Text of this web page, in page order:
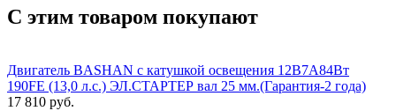
С этим товаром покупают
Двигатель BASHAN с катушкой освещения 12В7А84Вт
190FE (13,0 л.с.) ЭЛ.СТАРТЕР вал 25 мм.(Гарантия-2 года)
17 810 руб.